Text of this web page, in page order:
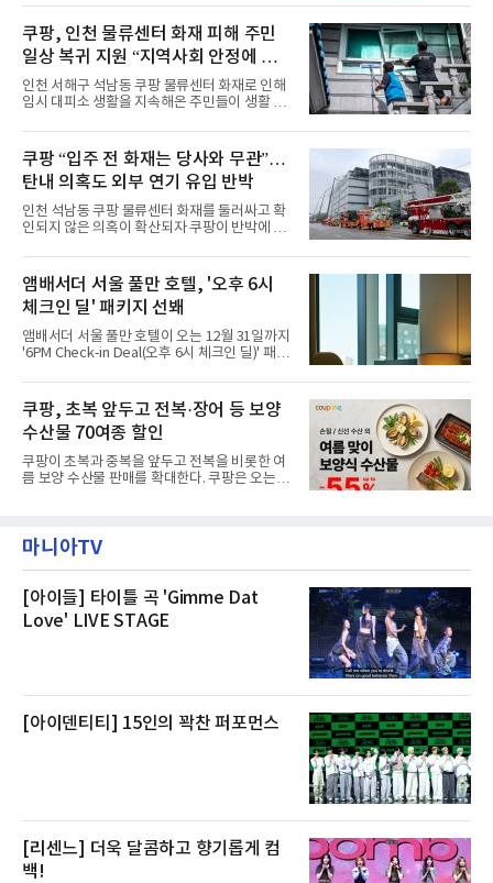
이야기를 담은 인형 극장 콘셉트의 공간 ‘앰버드
시어터(Ambird Theater)’를 새롭게 선보인
다”고 밝혔다.앰배서더 서울 풀만 호텔은 로비
한편에 마련된 앰버드 존을 통해 앰버드의 세계
관을 소개해왔다. 앰버드 존은 앰버드가 우주여
행 중 수집한 다양한 굿즈를 전시한 '앰버드 플래
닛(Ambird Planet)과 계절별 플라워 연출로 사
라 극장을 모티브로 한 데코레이션으로 구성됐
다. 무대 공간 및 티켓 박스
쿠팡, 인천 물류센터 화재 피해 주민
일상 복귀 지원 “지역사회 안정에 총
력”
인천 서해구 석남동 쿠팡 물류센터 화재로 인해
임시 대피소 생활을 지속해온 주민들이 생활 터
필먼트서비스(CFS)가 지난 28일부터 화재 피해
주민을 대상으로 전문 출장 청소서비스 지원에
나섬으로써 본격적인 지역사회 복구 작업이 시
작된 것이다.대피소 주민 중심 청소 접수, 첫날
부터 2가구 지원 완료CFS는 신현초등학교, 신
현북초등학교, 신현여자중학교 등 인천 서해구
관내 임시 대피소 3곳에서 체류해온 화재 피해
민들의 호응 속에 CFS는 즉시 행동에 나섰다. 지
난 28일 오후 전문 청소업체와
쿠팡 “입주 전 화재는 당사와 무관”…
탄내 의혹도 외부 연기 유입 반박
인천 석남동 쿠팡 물류센터 화재를 둘러싸고 확
인되지 않은 의혹이 확산되자 쿠팡이 반박에 나
에 대해서는 외부 화재 연기 유입이라고 설명했
고, 2023년 같은 물류센터에서 발생한 화재에
대해서도 쿠팡 입주 전 공사 과정에서 벌어진 일
이라며 선을 그었다.쿠팡은 21일 인천 물류센터
내부에서 불이 타는 냄새가 났다는 의혹과 관련
해 “사실무근”이라는 입장을 밝혔다.회사 측은
“인근에서 지난 15일 다른 회사에서 발생한 대
것으로 확인됐다”고 설명했다.이어 “정확한 화
재 원인은 추후 조사될
앰배서더 서울 풀만 호텔, '오후 6시
체크인 딜' 패키지 선봬
앰배서더 서울 풀만 호텔이 오는 12월 31일까지
'6PM Check-in Deal(오후 6시 체크인 딜)' 패키
으로 여유로운 저녁 시간부터 호텔 스테이를 시
작할 수 있도록 준비됐다.앰배서더 서울 풀만 호
텔 측은 “퇴근 후 또는 주말 도심 속에서 짧지만
온전한 휴식을 원하는 고객들에게 특별한 경험
을 제공한다”고 밝혔다.패키지는 디럭스와 이그
제큐티브 두 가지 타입으로 구성된다. 디럭스 패
키지는 객실 1박(룸 온리)으로 심플한 호캉스를
스 센터 사우나 2인 이용 혜택이 포함된다.특히
클럽 앰배서더 라운지
쿠팡, 초복 앞두고 전복·장어 등 보양
수산물 70여종 할인
쿠팡이 초복과 중복을 앞두고 전복을 비롯한 여
름 보양 수산물 판매를 확대한다. 쿠팡은 오는
우 등이 포함됐다. 쿠팡은 올해 큰 크기의 전복
생산량이 늘어난 점을 반영해 주요 산지 상품을
전복은 산지에서 채취한 뒤 전국으로 직송되는
방식으로 운영된다. 신선도가 중요한 상품인 만
큼 이르면 다음 날 오전 배송이 가능하도록 물류
마니아TV
[아이들] 타이틀 곡 'Gimme Dat
Love' LIVE STAGE
[아이덴티티] 15인의 꽉찬 퍼포먼스
[리센느] 더욱 달콤하고 향기롭게 컴
백!